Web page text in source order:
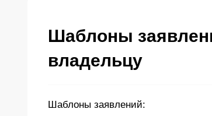
Шаблоны
владельцу
Шаблоны заявлений: